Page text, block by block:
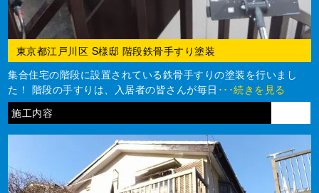
東京都江戸川区 S様邸 階段鉄骨手すり塗装
集合住宅の階段に設置されている鉄骨手すりの塗装を行いまし
た！ 階段の手すりは、入居者の皆さんが毎日 ･･･続きを見る
施工内容